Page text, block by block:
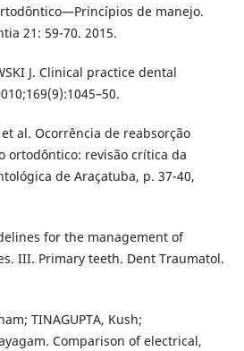
de manejo.
21: 59-70. 2015.
J. Clinical practice dental
et al. Ocorrência de reabsorção
ortodôntico: revisão crítica da
de Araçatuba, p. 37-40,
for the management of
III. Primary teeth. Dent Traumatol.
TINAGUPTA, Kush;
Comparison of electrical,